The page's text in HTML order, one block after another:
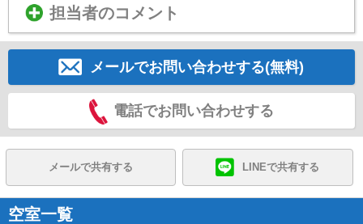
担当者のコメント
メールでお問い合わせする(無料)
電話でお問い合わせする
メールで共有する LINEで共有する
空室一覧